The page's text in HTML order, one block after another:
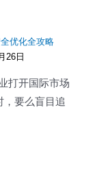
优化全攻略
26日
打开国际市场
，要么盲目追